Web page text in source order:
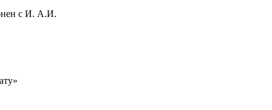
с И. А.И.